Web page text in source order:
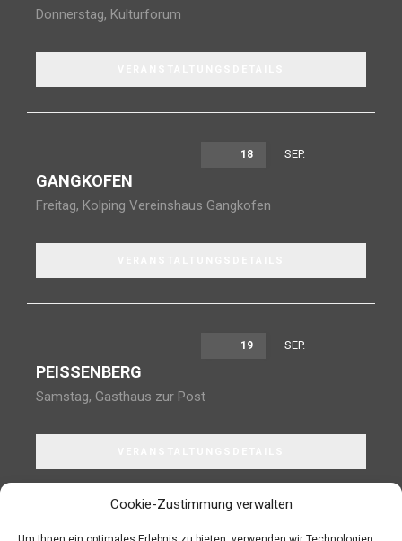
Cookie-Zustimmung verwalten
Donnerstag, Kulturforum
18 SEP.
GANGKOFEN
Freitag, Kolping Vereinshaus Gangkofen
19 SEP.
PEISSENBERG
Samstag, Gasthaus zur Post